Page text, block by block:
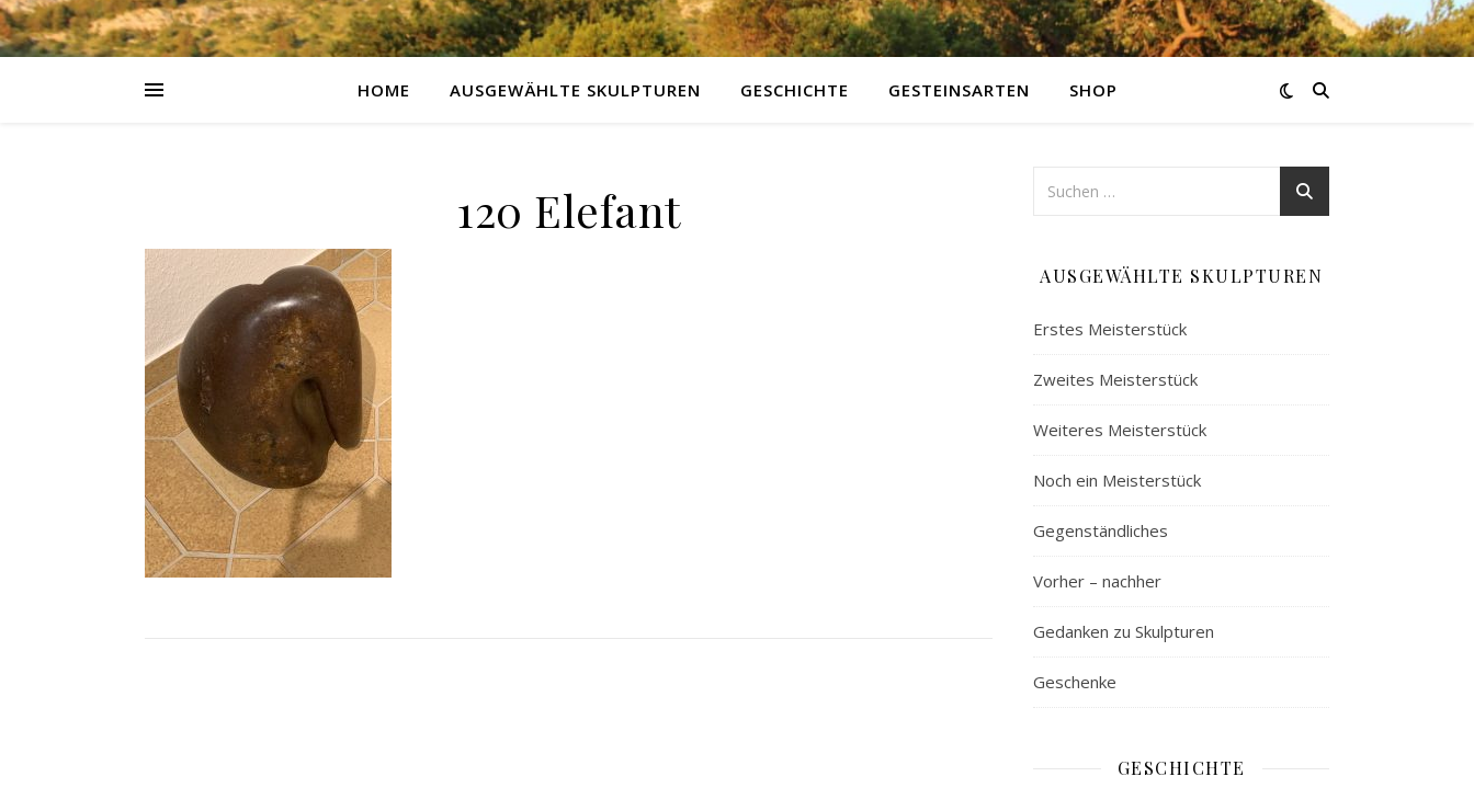
HOME AUSGEWÄHLTE SKULPTUREN GESCHICHTE GESTEINSARTEN SHOP
120 Elefant
AUSGEWÄHLTE SKULPTUREN
Erstes Meisterstück
Zweites Meisterstück
Weiteres Meisterstück
Noch ein Meisterstück
Gegenständliches
Vorher – nachher
Gedanken zu Skulpturen
Geschenke
GESCHICHTE